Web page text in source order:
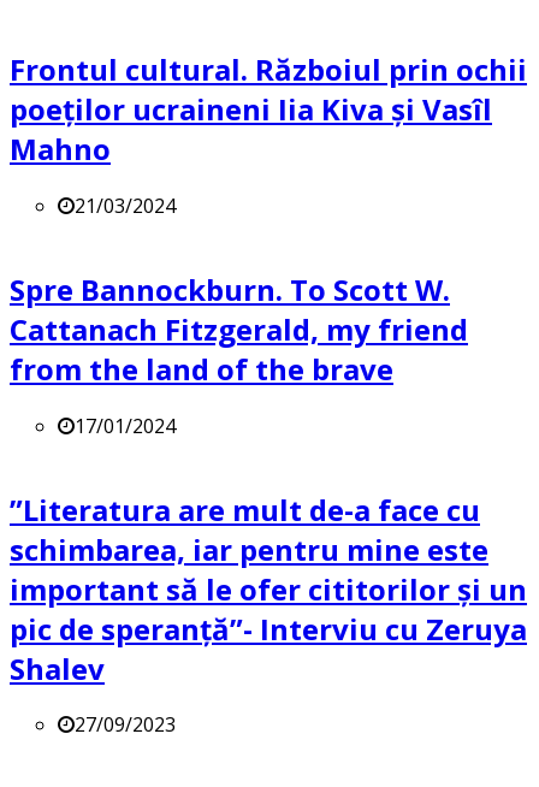
Frontul cultural. Războiul prin ochii
poeților ucraineni Iia Kiva și Vasîl
Mahno
21/03/2024
Spre Bannockburn. To Scott W.
Cattanach Fitzgerald, my friend
from the land of the brave
17/01/2024
”Literatura are mult de-a face cu
schimbarea, iar pentru mine este
important să le ofer cititorilor și un
pic de speranță”- Interviu cu Zeruya
Shalev
27/09/2023